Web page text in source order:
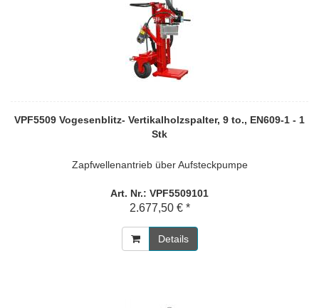
VPF5509 Vogesenblitz- Vertikalholzspalter, 9 to., EN609-1 - 1
Stk
Zapfwellenantrieb über Aufsteckpumpe
Art. Nr.: VPF5509101
2.677,50 € *
Details